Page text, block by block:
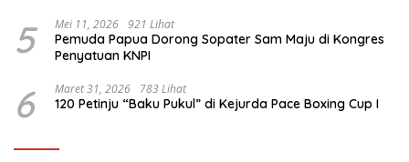
5 Mei 11, 2026 921 Lihat
Pemuda Papua Dorong Sopater Sam Maju di Kongres
Penyatuan KNPI
6 Maret 31, 2026 783 Lihat
120 Petinju “Baku Pukul” di Kejurda Pace Boxing Cup I